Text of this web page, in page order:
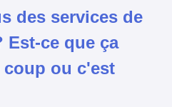
des services de
Est-ce que ça
coup ou c'est